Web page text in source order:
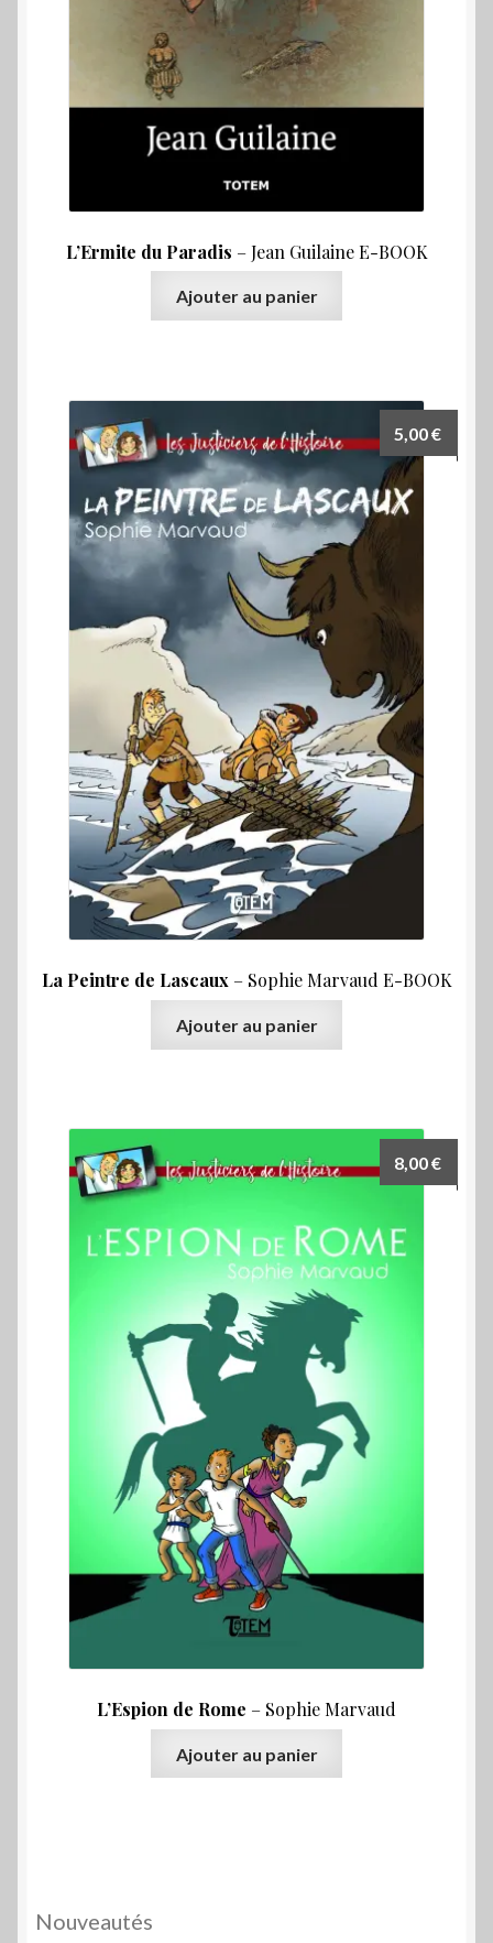
L’Ermite du Paradis – Jean Guilaine E-BOOK
Ajouter au panier
La Peintre de Lascaux– Sophie Marvaud E-BOOK
5,00€
Ajouter au panier
L’Espion de Rome – Sophie Marvaud
8,00€
Ajouter au panier
Nouveautés